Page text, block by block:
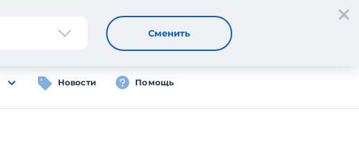
Регистрация Вход
Новости Помощь
Сменить